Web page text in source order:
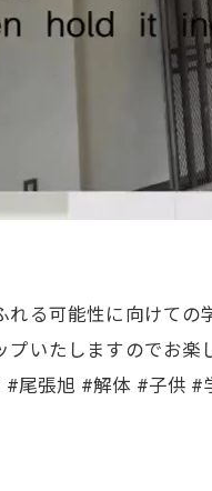
れる可能性に向けての
プいたしますのでお楽
#尾張旭 #解体 #子供 #